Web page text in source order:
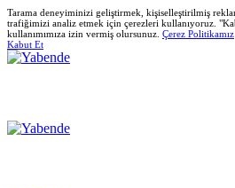
Tarama deneyiminizi geliştirmek, kişiselleştirilmiş
trafiğimizi analiz etmek için çerezleri kullanıyoruz.
kullanımımıza izin vermiş olursunuz. Çerez Politikamız
Kabut Et